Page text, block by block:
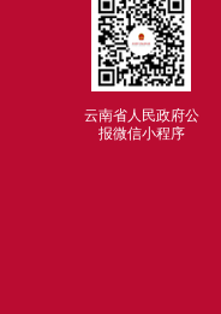
云南省人民政府公
报微信小程序